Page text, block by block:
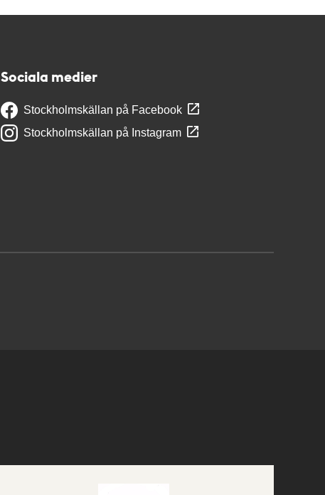
Sociala medier
Stockholmskällan på Facebook
Stockholmskällan på Instagram